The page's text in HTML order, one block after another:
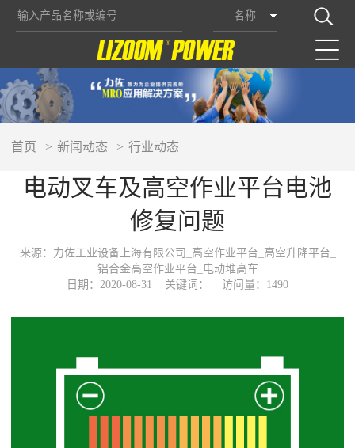
名称
首页 新闻动态 行业动态
电动叉车及高空作业平台电池
修复问题
来源：力佐工业设备上海有限公司_高空作业平台_高空升降平台_
铝合金高空作业平台_电动堆高车
日期：2020-08-31
关键词： 访问量：1490